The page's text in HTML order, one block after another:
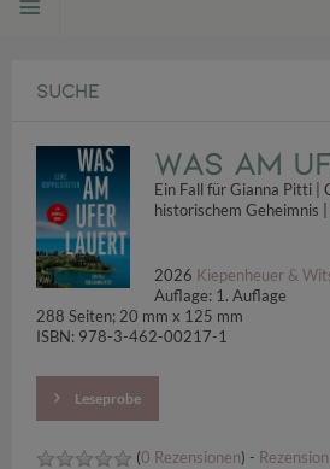
SUCHE
Was am
Ein Fall für Gianna Pitti |
historischem Geheimnis |
2026 Kiepenheuer &
Auflage: 1. Auflage
288 Seiten; 20 mm x 125 mm
ISBN: 978-3-462-00217-1
Leseprobe
(0 Rezensionen) -